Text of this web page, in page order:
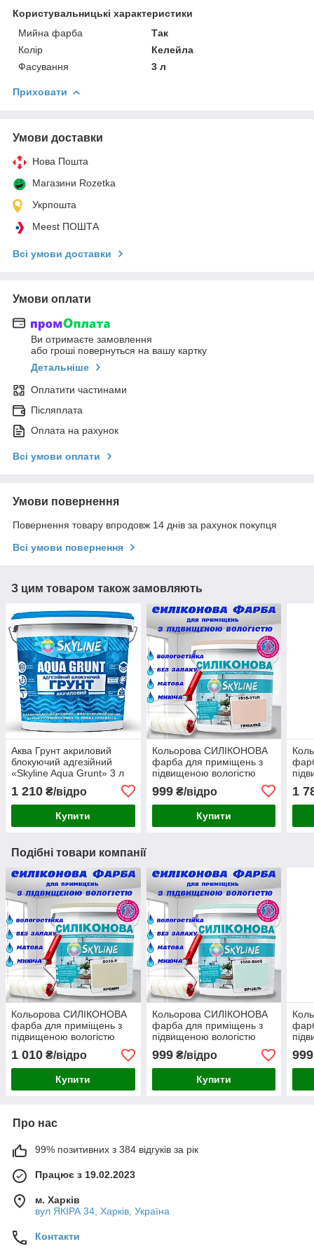
Користувальницькі характеристики
Мийна фарба
Так
Колір
Келейла
Фасування
3 л
Приховати
Умови доставки
Нова Пошта
Магазини Rozetka
Укрпошта
Meest ПОШТА
Всі умови доставки
Умови оплати
Ви отримаєте замовлення
або гроші повернуться на вашу картку
Детальніше
Оплатити частинами
Післяплата
Оплата на рахунок
Всі умови оплати
Умови повернення
Повернення товару впродовж 14 днів за рахунок покупця
Всі умови повернення
З цим товаром також замовляють
Аква Грунт акриловий
блокуючий адгезійний
«Skyline Aqua Grunt» 3 л
поверхонь)
1 210 ₴/відро
Купити
Кольорова СИЛІКОНОВА
фарба для приміщень з
підвищеною вологістю
матова емаль SkyLine
Грівальд 3 л
999₴/відро
Купити
1
Подібні товари компанії
Кольорова СИЛІКОНОВА
фарба для приміщень з
підвищеною вологістю
миюча протигрибкова
матова емаль SkyLine
Кремін 3 л
1 010 ₴/відро
Купити
Кольорова СИЛІКОНОВА
фарба для приміщень з
підвищеною вологістю
миюча протигрибкова
матова емаль SkyLine
Брізель 3 л
999₴/відро
Купити
999
Про нас
99% позитивних з 384 відгуків за рік
Працює з 19.02.2023
м. Харків
вул ЯКІРА 34, Харків, Україна
Контакти